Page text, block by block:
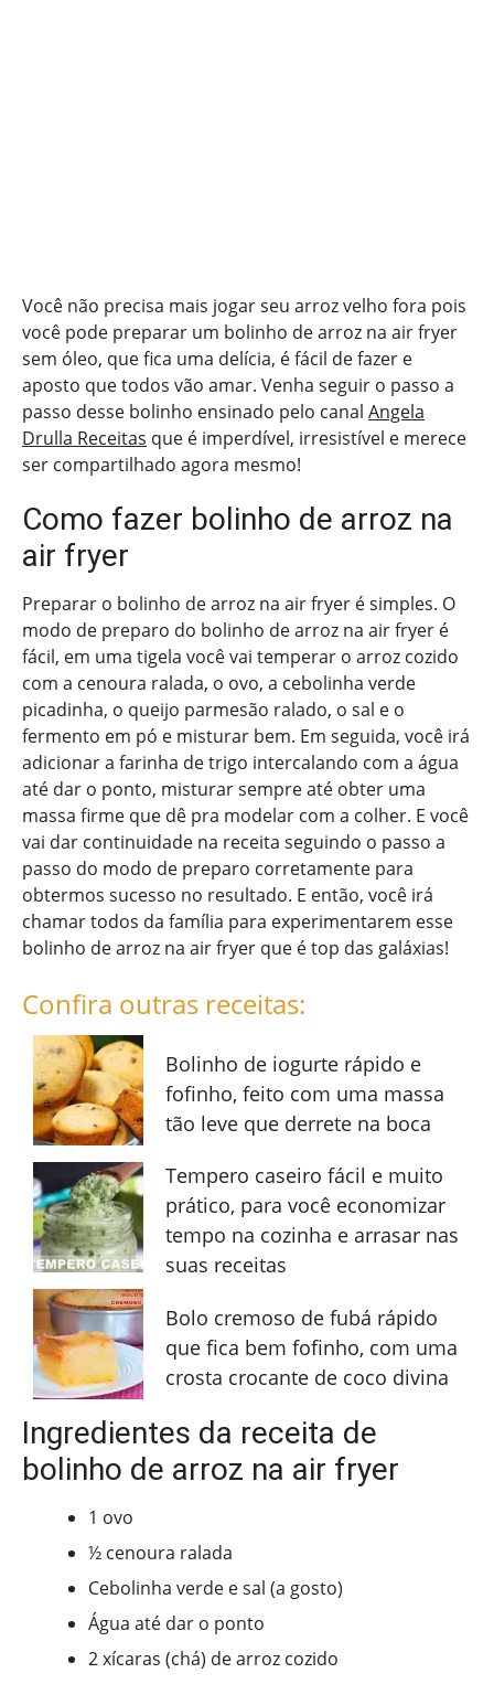
Você não precisa mais jogar seu arroz velho fora pois
você pode preparar um bolinho de arroz na air fryer
sem óleo, que fica uma delícia, é fácil de fazer e
aposto que todos vão amar. Venha seguir o passo a
passo desse bolinho ensinado pelo canal Angela
Drulla Receitas que é imperdível, irresistível e merece
ser compartilhado agora mesmo!
Como fazer bolinho de arroz na
air fryer
Preparar o bolinho de arroz na air fryer é simples. O
modo de preparo do bolinho de arroz na air fryer é
fácil, em uma tigela você vai temperar o arroz cozido
com a cenoura ralada, o ovo, a cebolinha verde
picadinha, o queijo parmesão ralado, o sal e o
fermento em pó e misturar bem. Em seguida, você irá
adicionar a farinha de trigo intercalando com a água
até dar o ponto, misturar sempre até obter uma
massa firme que dê pra modelar com a colher. E você
vai dar continuidade na receita seguindo o passo a
passo do modo de preparo corretamente para
obtermos sucesso no resultado. E então, você irá
chamar todos da família para experimentarem esse
bolinho de arroz na air fryer que é top das galáxias!
Confira outras receitas:
Bolinho de iogurte rápido e
fofinho, feito com uma massa
tão leve que derrete na boca
Tempero caseiro fácil e muito
prático, para você economizar
tempo na cozinha e arrasar nas
suas receitas
Bolo cremoso de fubá rápido
que fica bem fofinho, com uma
crosta crocante de coco divina
Ingredientes da receita de
bolinho de arroz na air fryer
1 ovo
½ cenoura ralada
Cebolinha verde e sal (a gosto)
Água até dar o ponto
2 xícaras (chá) de arroz cozido